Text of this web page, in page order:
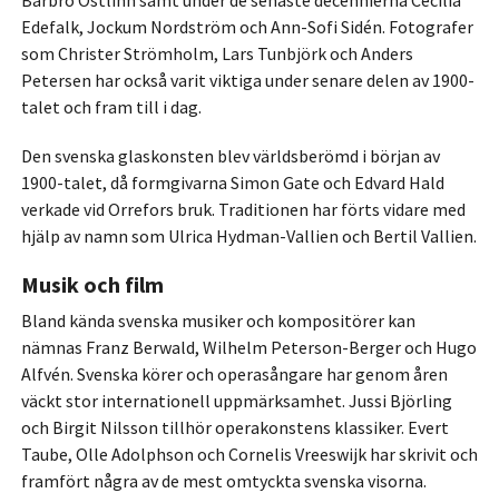
Edefalk, Jockum Nordström och Ann-Sofi Sidén. Fotografer
som Christer Strömholm, Lars Tunbjörk och Anders
Petersen har också varit viktiga under senare delen av 1900-
talet och fram till i dag.
Den svenska glaskonsten blev världsberömd i början av
1900-talet, då formgivarna Simon Gate och Edvard Hald
verkade vid Orrefors bruk. Traditionen har förts vidare med
hjälp av namn som Ulrica Hydman-Vallien och Bertil Vallien.
Musik och film
Bland kända svenska musiker och kompositörer kan
nämnas Franz Berwald, Wilhelm Peterson-Berger och Hugo
Alfvén. Svenska körer och operasångare har genom åren
väckt stor internationell uppmärksamhet. Jussi Björling
och Birgit Nilsson tillhör operakonstens klassiker. Evert
Taube, Olle Adolphson och Cornelis Vreeswijk har skrivit och
framfört några av de mest omtyckta svenska visorna.